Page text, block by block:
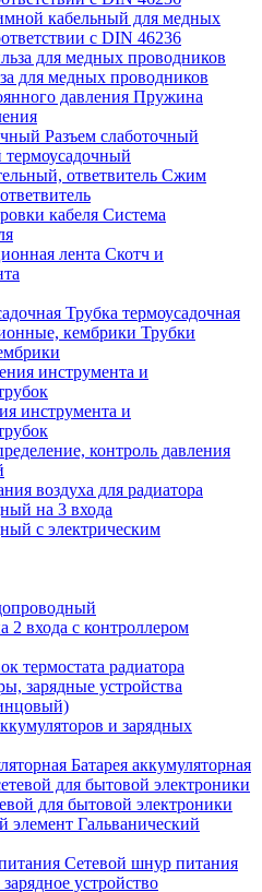
кабельный для медных
с DIN 46236
для медных проводников
Пружина
Разъем слаботочный
Сжим
Система
Скотч и
Трубка термоусадочная
Трубки
инструмента и
контроль давления
воздуха для радиатора
на 3 входа
с электрическим
2 входа с контроллером
термостата радиатора
зарядные устройства
и зарядных
Батарея аккумуляторная
для бытовой электроники
Гальванический
Сетевой шнур питания